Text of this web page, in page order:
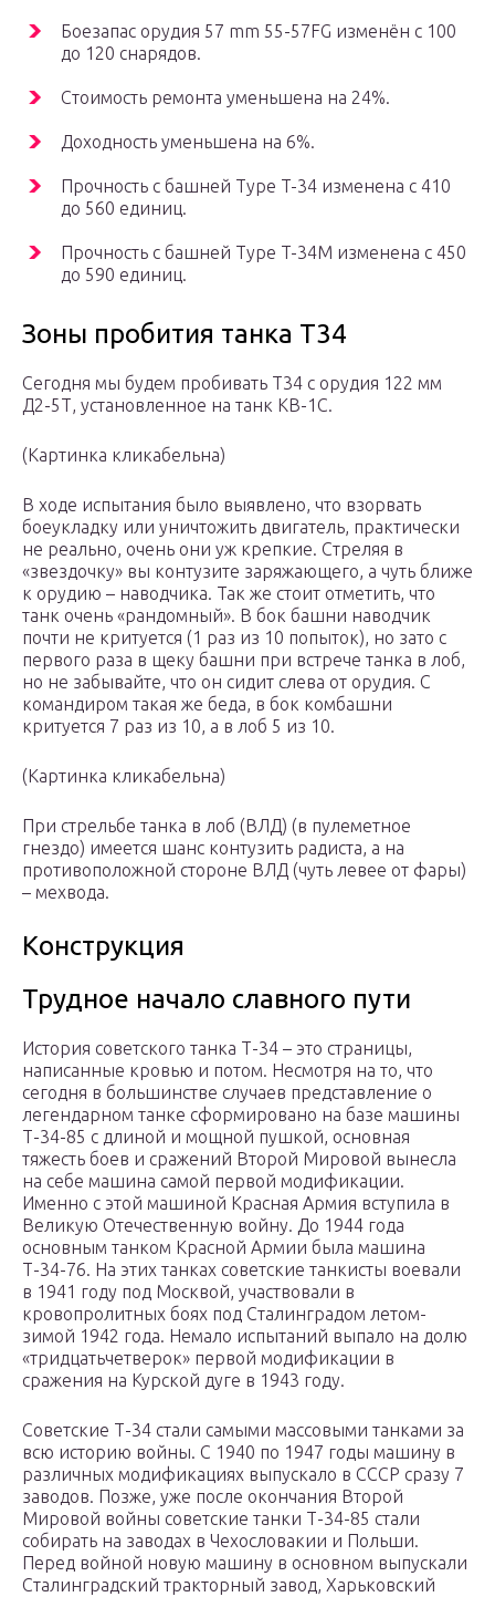
Боезапас орудия 57 mm 55-57FG изменён с 100
до 120 снарядов.
Стоимость ремонта уменьшена на 24%.
Доходность уменьшена на 6%.
Прочность с башней Type T-34 изменена с 410
до 560 единиц.
Прочность с башней Type T-34M изменена с 450
до 590 единиц.
Зоны пробития танка T34
Сегодня мы будем пробивать T34 с орудия 122 мм
Д2-5Т, установленное на танк КВ-1С.
(Картинка кликабельна)
В ходе испытания было выявлено, что взорвать
боеукладку или уничтожить двигатель, практически
не реально, очень они уж крепкие. Стреляя в
«звездочку» вы контузите заряжающего, а чуть ближе
к орудию – наводчика. Так же стоит отметить, что
танк очень «рандомный». В бок башни наводчик
почти не критуется (1 раз из 10 попыток), но зато с
первого раза в щеку башни при встрече танка в лоб,
но не забывайте, что он сидит слева от орудия. С
командиром такая же беда, в бок комбашни
критуется 7 раз из 10, а в лоб 5 из 10.
(Картинка кликабельна)
При стрельбе танка в лоб (ВЛД) (в пулеметное
гнездо) имеется шанс контузить радиста, а на
противоположной стороне ВЛД (чуть левее от фары)
– мехвода.
Конструкция
Трудное начало славного пути
История советского танка Т-34 – это страницы,
написанные кровью и потом. Несмотря на то, что
сегодня в большинстве случаев представление о
легендарном танке сформировано на базе машины
Т-34-85 с длиной и мощной пушкой, основная
тяжесть боев и сражений Второй Мировой вынесла
на себе машина самой первой модификации.
Именно с этой машиной Красная Армия вступила в
Великую Отечественную войну. До 1944 года
основным танком Красной Армии была машина
Т-34-76. На этих танках советские танкисты воевали
в 1941 году под Москвой, участвовали в
кровопролитных боях под Сталинградом летом-
зимой 1942 года. Немало испытаний выпало на долю
«тридцатьчетверок» первой модификации в
сражения на Курской дуге в 1943 году.
Советские Т-34 стали самыми массовыми танками за
всю историю войны. С 1940 по 1947 годы машину в
различных модификациях выпускало в СССР сразу 7
заводов. Позже, уже после окончания Второй
Мировой войны советские танки Т-34-85 стали
собирать на заводах в Чехословакии и Польши.
Перед войной новую машину в основном выпускали
Сталинградский тракторный завод, Харьковский